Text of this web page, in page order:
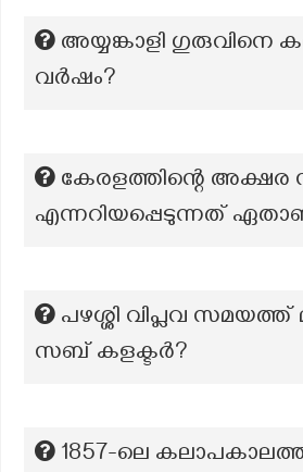
അയ്യങ്കാളി ഗുരുവിനെ
വർഷം?
കേരളത്തിന്റെ അക്ഷര
എന്നറിയപ്പെടുന്നത്
പഴശ്ശി വിപ്ലവ
സബ് കളക്ടർ?
1857-ലെ